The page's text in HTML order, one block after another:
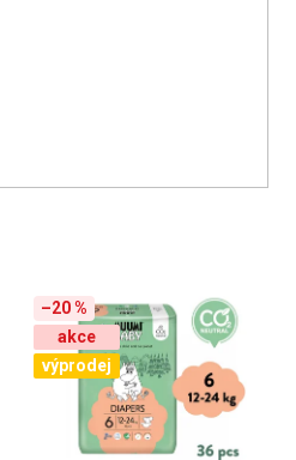
–20 %
akce
výprodej